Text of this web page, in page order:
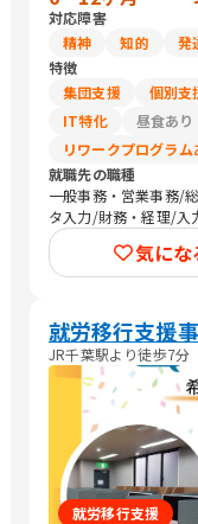
対応障害
精神
知的 発
特徴
集団支援
個別支
IT特化
昼食あり
リワークプログラム
就職先の職種
一般事務・営業事務/
タ入力/財務・経理/入
ー/その他事務/梱包作
他営業/販売スタッフ
売/編集者/Web制作/
ンジニア/ネットワー
ルプデスク/ヘルスキ
備
気にな
就労移行支援
JR千葉駅より徒歩7分
就労移行支援